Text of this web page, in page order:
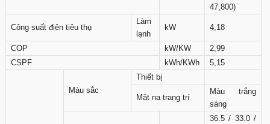
47,800)
Công suất điện tiêu thụ
Làm
lạnh
kW 4,18
COP kW/KW
2,99
CSPF
kWh/KWh 5,15
Màu sắc
Thiết bị
Mặt nạ trang trí
Màu trắng
sáng
36.5 / 33.0 /